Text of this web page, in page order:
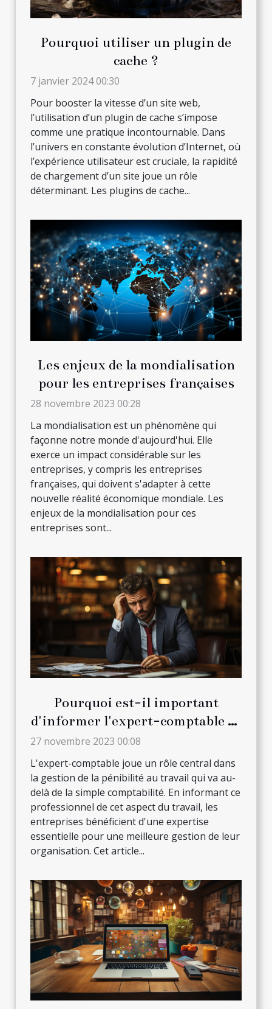
Pourquoi utiliser un plugin de
cache ?
7 janvier 2024 00:30
Pour booster la vitesse d’un site web,
l’utilisation d’un plugin de cache s’impose
comme une pratique incontournable. Dans
l’univers en constante évolution d’Internet, où
l’expérience utilisateur est cruciale, la rapidité
de chargement d’un site joue un rôle
déterminant. Les plugins de cache...
Les enjeux de la mondialisation
pour les entreprises françaises
28 novembre 2023 00:28
La mondialisation est un phénomène qui
façonne notre monde d'aujourd'hui. Elle
exerce un impact considérable sur les
entreprises, y compris les entreprises
françaises, qui doivent s'adapter à cette
nouvelle réalité économique mondiale. Les
enjeux de la mondialisation pour ces
entreprises sont...
Pourquoi est-il important
d'informer l'expert-comptable de
la pénibilité au travail ?
27 novembre 2023 00:08
L'expert-comptable joue un rôle central dans
la gestion de la pénibilité au travail qui va au-
delà de la simple comptabilité. En informant ce
professionnel de cet aspect du travail, les
entreprises bénéficient d'une expertise
essentielle pour une meilleure gestion de leur
organisation. Cet article...